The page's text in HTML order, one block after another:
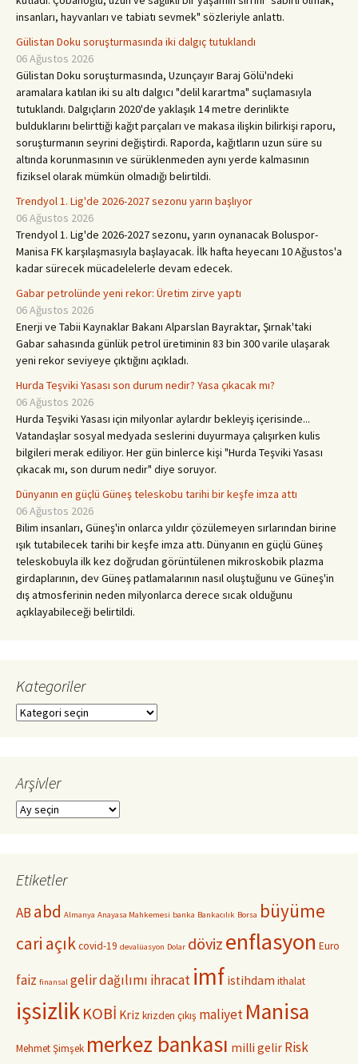
insanları, hayvanları ve tabiatı sevmek" sözleriyle anlattı.
Gülistan Doku soruşturmasında iki dalgıç tutuklandı
06 Ağustos 2026
Gülistan Doku soruşturmasında, Uzunçayır Baraj Gölü'ndeki
aramalara katılan iki su altı dalgıcı "delil karartma" suçlamasıyla
tutuklandı. Dalgıçların 2020'de yaklaşık 14 metre derinlikte
bulduklarını belirttiği kağıt parçaları ve makasa ilişkin bilirkişi raporu,
soruşturmanın seyrini değiştirdi. Raporda, kağıtların uzun süre su
altında korunmasının ve sürüklenmeden aynı yerde kalmasının
fiziksel olarak mümkün olmadığı belirtildi.
Trendyol 1. Lig'de 2026-2027 sezonu yarın başlıyor
06 Ağustos 2026
Trendyol 1. Lig'de 2026-2027 sezonu, yarın oynanacak Boluspor-
Manisa FK karşılaşmasıyla başlayacak. İlk hafta heyecanı 10 Ağustos'a
kadar sürecek mücadelelerle devam edecek.
Gabar petrolünde yeni rekor: Üretim zirve yaptı
06 Ağustos 2026
Enerji ve Tabii Kaynaklar Bakanı Alparslan Bayraktar, Şırnak'taki
Gabar sahasında günlük petrol üretiminin 83 bin 300 varile ulaşarak
yeni rekor seviyeye çıktığını açıkladı.
Hurda Teşviki Yasası son durum nedir? Yasa çıkacak mı?
06 Ağustos 2026
Hurda Teşviki Yasası için milyonlar aylardır bekleyiş içerisinde...
Vatandaşlar sosyal medyada seslerini duyurmaya çalışırken kulis
bilgileri merak ediliyor. Her gün binlerce kişi "Hurda Teşviki Yasası
çıkacak mı, son durum nedir" diye soruyor.
Dünyanın en güçlü Güneş teleskobu tarihi bir keşfe imza attı
06 Ağustos 2026
Bilim insanları, Güneş'in onlarca yıldır çözülemeyen sırlarından birine
ışık tutabilecek tarihi bir keşfe imza attı. Dünyanın en güçlü Güneş
teleskobuyla ilk kez doğrudan görüntülenen mikroskobik plazma
girdaplarının, dev Güneş patlamalarının nasıl oluştuğunu ve Güneş'in
dış atmosferinin neden milyonlarca derece sıcak olduğunu
açıklayabileceği belirtildi.
Kategoriler
Kategoriler
Arşivler
Arşivler
Etiketler
AB abd Almanya Anayasa Mahkemesi banka Bankacılık Borsa büyüme
cari açıkcovid-19 devalüasyon Dolar dövizenflasyon Euro
faiz finansal gelir dağılımı ihracat imf istihdam ithalat
işsizlikKOBİ Kriz krizden çıkış maliyet Manisa
Mehmet Şimşek merkez bankası milli gelir Risk